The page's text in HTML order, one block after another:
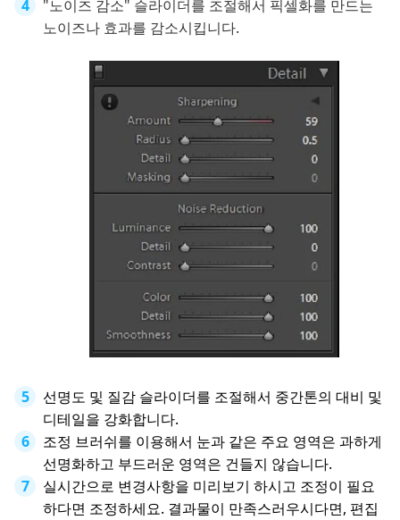
"노이즈 감소" 슬라이더를 조절해서 픽셀화를 만드는
노이즈나 효과를 감소시킵니다.
선명도 및 질감 슬라이더를 조절해서 중간톤의 대비 및
디테일을 강화합니다.
조정 브러쉬를 이용해서 눈과 같은 주요 영역은 과하게
선명화하고 부드러운 영역은 건들지 않습니다.
실시간으로 변경사항을 미리보기 하시고 조정이 필요
하다면 조정하세요. 결과물이 만족스러우시다면, 편집